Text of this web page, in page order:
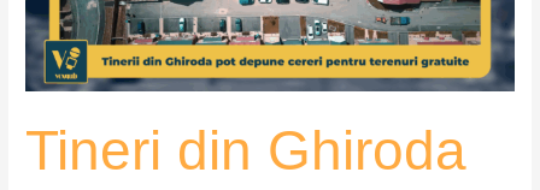
Tineri din Ghiroda
pentru
terenuri
gratuite
VoxQub